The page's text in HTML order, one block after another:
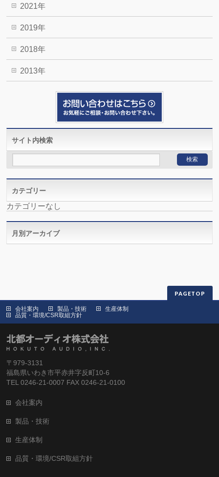
2021年
2019年
2018年
2013年
サイト内検索
カテゴリー
カテゴリーなし
月別アーカイブ
PAGETOP
会社案内 製品・技術
生産体制
品質・環境/CSR取組方針
〒979-3131
福島県いわき市平赤井字反町10-6
TEL 0246-21-0007 FAX 0246-21-0100
会社案内
製品・技術
生産体制
品質・環境/CSR取組方針